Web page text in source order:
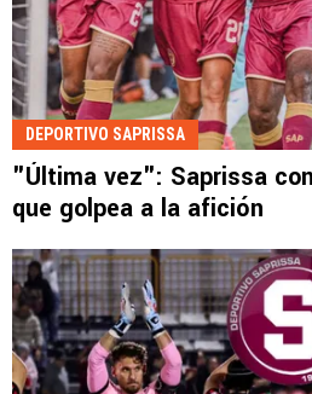
DEPORTIVO SAPRISSA
"Última vez": Saprissa
que golpea a la afición